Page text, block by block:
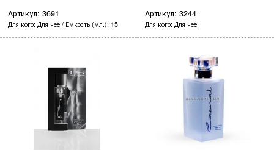
Артикул: 3691
Для кого Для нее Емкость (мл.) 15
Артикул: 3244
Для кого Для нее